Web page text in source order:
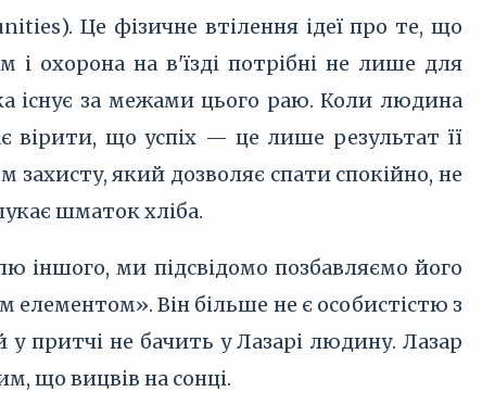
Це фізичне втілення ідеї про те, що
охорона на в'їзді потрібні не лише для
існує за межами цього раю. Коли людина
вірити, що успіх — це лише результат її
захисту, який дозволяє спати спокійно, не
шматок хліба.
іншого, ми підсвідомо позбавляємо його
Він більше не є особистістю з
у притчі не бачить у Лазарі людину. Лазар
що вицвів на сонці.